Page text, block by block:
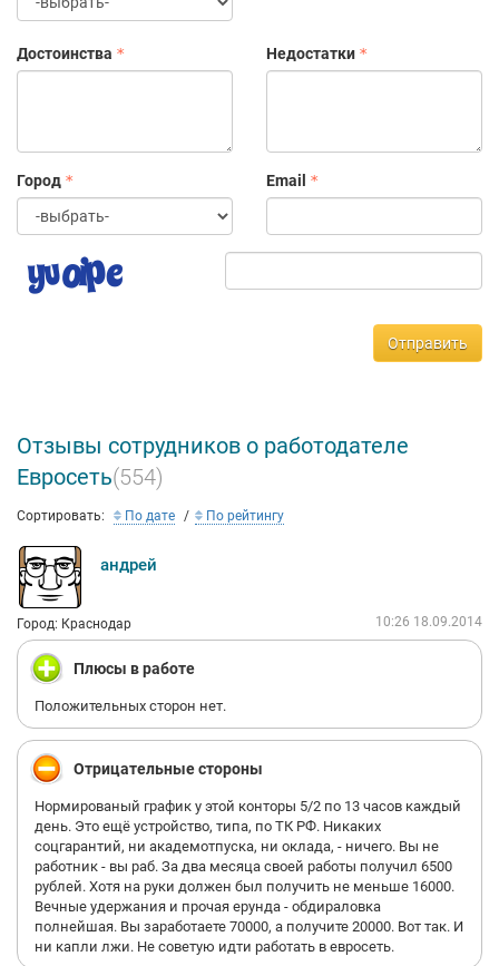
Достоинства Недостатки
Город Email
Отправить
Отзывы сотрудников о работодателе
Евросеть(554)
Сортировать: По дате По рейтингу
андрей
Город: Краснодар 10:26 18.09.2014
Плюсы в работе
Положительных сторон нет.
Отрицательные стороны
Нормированый график у этой конторы 5/2 по 13 часов каждый
день. Это ещё устройство, типа, по ТК РФ. Никаких
соцгарантий, ни академотпуска, ни оклада, - ничего. Вы не
работник - вы раб. За два месяца своей работы получил 6500
рублей. Хотя на руки должен был получить не меньше 16000.
Вечные удержания и прочая ерунда - обдираловка
полнейшая. Вы заработаете 70000, а получите 20000. Вот так. И
ни капли лжи. Не советую идти работать в евросеть.